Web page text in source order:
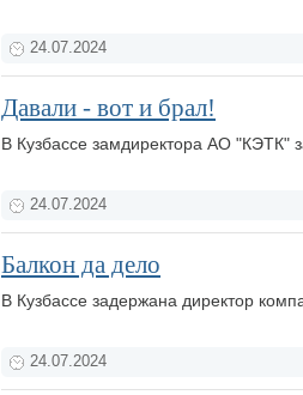
24.07.2024
Давали - вот и брал!
В Кузбассе замдиректора АО "КЭТК"
24.07.2024
Балкон да дело
В Кузбассе задержана директор
24.07.2024